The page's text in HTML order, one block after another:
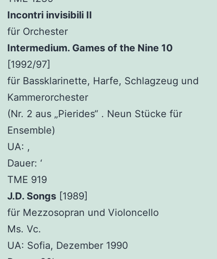
Incontri invisibili II
für Orchester
Intermedium. Games of the Nine 10
[1992/97]
für Bassklarinette, Harfe, Schlagzeug und
Kammerorchester
(Nr. 2 aus „Pierides“ . Neun Stücke für
Ensemble)
UA: ,
Dauer: ‘
TME 919
J.D. Songs [1989]
für Mezzosopran und Violoncello
Ms. Vc.
UA: Sofia, Dezember 1990